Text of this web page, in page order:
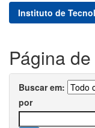
Instituto de
Página
Buscar em:
por